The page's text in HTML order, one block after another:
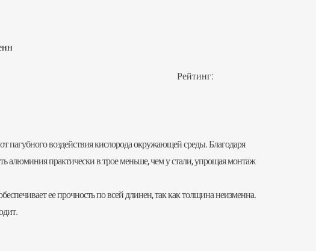
Рейтинг:
воздействия кислорода окружающей среды. Благодаря
алюминия практически в трое меньше, чем у стали, упрощая монтаж
ее прочность по всей длинен, так как толщина неизменна.